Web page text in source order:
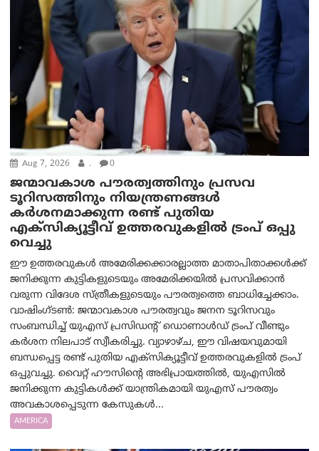
Aug 7, 2026 . 0
ജന്മാവകാശ പൗരത്വത്തിനും പ്രസവ
ടൂറിസത്തിനും നിയന്ത്രണങ്ങൾ
കർശനമാക്കുന്ന രണ്ട് പുതിയ
എക്സിക്യൂട്ടീവ് ഉത്തരവുകളിൽ ട്രംപ് ഒപ്പു
വെച്ചു
ഈ ഉത്തരവുകൾ അമേരിക്കക്കാരല്ലാത്ത മാതാപിതാക്കൾക്ക്
ജനിക്കുന്ന കുട്ടികളുടെയും അമേരിക്കയിൽ പ്രസവിക്കാൻ
വരുന്ന വിദേശ സ്ത്രീകളുടെയും പൗരത്വത്തെ ബാധിച്ചേക്കാം.
വാഷിംഗ്ടണ്‍: ജന്മാവകാശ പൗരത്വവും ജനന ടൂറിസവും
സംബന്ധിച്ച് യുഎസ് പ്രസിഡന്റ് ഡൊണാൾഡ് ട്രംപ് വീണ്ടും
കർശന നിലപാട് സ്വീകരിച്ചു. വ്യാഴാഴ്ച, ഈ വിഷയവുമായി
ബന്ധപ്പെട്ട രണ്ട് പുതിയ എക്സിക്യൂട്ടീവ് ഉത്തരവുകളിൽ ട്രംപ്
ഒപ്പുവച്ചു. വൈറ്റ് ഹൗസിന്റെ അഭിപ്രായത്തിൽ, യുഎസിൽ
ജനിക്കുന്ന കുട്ടികൾക്ക് യാന്ത്രികമായി യുഎസ് പൗരത്വം
അവകാശപ്പെടുന്ന കേസുകൾ...
AMERICA